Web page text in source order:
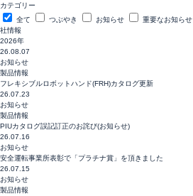
採用情報
資料請求
PDFカタログ
CADデータ
動画一覧
カテゴリー
全て
つぶやき お知らせ 重要なお知らせ
社情報
2026年
26.08.07
お知らせ
製品情報
フレキシブルロボットハンド(FRH)カタログ更新
26.07.23
お知らせ
製品情報
PIUカタログ誤記訂正のお詫び(お知らせ)
26.07.16
お知らせ
安全運転事業所表彰で「プラチナ賞」を頂きました
26.07.15
お知らせ
製品情報